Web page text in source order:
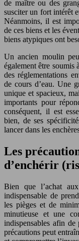
de maître ou des
susciter un fort intérêt
Néanmoins, il est
de ces biens et les
biens atypiques ont
Un ancien moulin
également être soumis
des réglementations
de cours d’eau. Une
unique et spacieux,
importants pour
conséquent, il est
bien, de ses
lancer dans les
Les
d’enchérir
Bien que l’achat
indispensable de
les pièges et de
minutieuse et une
indispensables afin de
précautions peut